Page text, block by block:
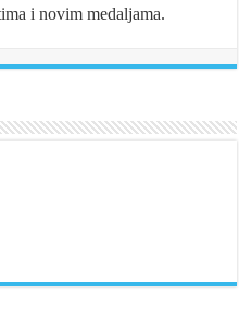
i novim medaljama.